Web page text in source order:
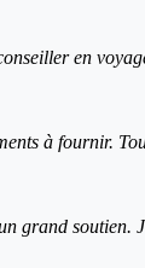
en
à fournir.
grand